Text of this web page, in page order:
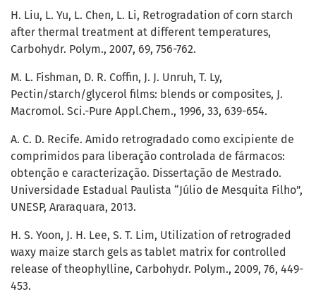
H. Liu, L. Yu, L. Chen, L. Li, Retrogradation of corn starch
after thermal treatment at different temperatures,
Carbohydr. Polym., 2007, 69, 756-762.
M. L. Fishman, D. R. Coffin, J. J. Unruh, T. Ly,
Pectin/starch/glycerol films: blends or composites, J.
Macromol. Sci.-Pure Appl.Chem., 1996, 33, 639-654.
A. C. D. Recife. Amido retrogradado como excipiente de
comprimidos para liberação controlada de fármacos:
obtenção e caracterização. Dissertação de Mestrado.
Universidade Estadual Paulista “Júlio de Mesquita Filho”,
UNESP, Araraquara, 2013.
H. S. Yoon, J. H. Lee, S. T. Lim, Utilization of retrograded
waxy maize starch gels as tablet matrix for controlled
release of theophylline, Carbohydr. Polym., 2009, 76, 449-
453.